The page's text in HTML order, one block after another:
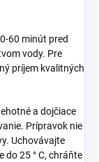
60 minút pred
vody. Pre
príjem kvalitných
a dojčiace
Prípravok nie
Uchovávajte
do 25 ° C, chráňte